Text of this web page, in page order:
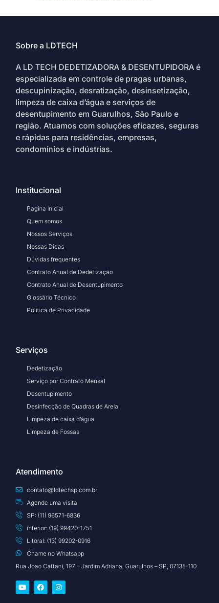
Sobre a LDTECH
A LD TECH DEDETIZADORA & DESENTUPIDORA é
especializada em controle de pragas urbanas,
descupinização, desratização, desinsetização,
limpeza de caixa d’água e serviços de
desentupimento em Guarulhos, São Paulo e
região. Atuamos com soluções eficazes, seguras
e rápidas para residências, empresas,
condomínios e indústrias.
Institucional
Pagina Inicial
Quem somos
Nossos Serviços
Nossas Dicas
Dúvidas frequentes
Contrato Anual de Dedetização
Contrato Anual de Desentupimento
Glossário Técnico
Politica de Privacidade
Serviços
Dedetização
Serviço por Contrato Mensal
Desentupimento
Desinfecção de Quadras de Areia
Limpeza de caixa d’água
Limpeza de Fossas
Atendimento
contato@ldtechsp.com.br
Agende uma visita
SP: (11) 96571-6836
interior: (19) 99420-1751
Litoral: (13) 99202-0916
Chame no Whatsapp
Rua Joao Cattani, 197 – Jardim Adriana, Guarulhos – SP, 07135-110